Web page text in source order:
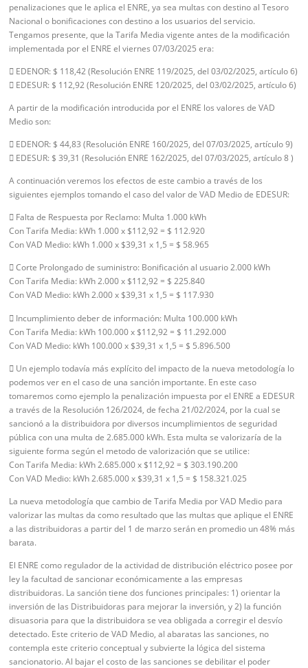
penalizaciones que le aplica el ENRE, ya sea multas con destino al Tesoro
Nacional o bonificaciones con destino a los usuarios del servicio.
Tengamos presente, que la Tarifa Media vigente antes de la modificación
implementada por el ENRE el viernes 07/03/2025 era:
 EDENOR: $ 118,42 (Resolución ENRE 119/2025, del 03/02/2025, artículo 6)
 EDESUR: $ 112,92 (Resolución ENRE 120/2025, del 03/02/2025, artículo 6)
A partir de la modificación introducida por el ENRE los valores de VAD
Medio son:
 EDENOR: $ 44,83 (Resolución ENRE 160/2025, del 07/03/2025, artículo 9)
 EDESUR: $ 39,31 (Resolución ENRE 162/2025, del 07/03/2025, artículo 8 )
A continuación veremos los efectos de este cambio a través de los
siguientes ejemplos tomando el caso del valor de VAD Medio de EDESUR:
 Falta de Respuesta por Reclamo: Multa 1.000 kWh
Con Tarifa Media: kWh 1.000 x $112,92 = $ 112.920
Con VAD Medio: kWh 1.000 x $39,31 x 1,5 = $ 58.965
 Corte Prolongado de suministro: Bonificación al usuario 2.000 kWh
Con Tarifa Media: kWh 2.000 x $112,92 = $ 225.840
Con VAD Medio: kWh 2.000 x $39,31 x 1,5 = $ 117.930
 Incumplimiento deber de información: Multa 100.000 kWh
Con Tarifa Media: kWh 100.000 x $112,92 = $ 11.292.000
Con VAD Medio: kWh 100.000 x $39,31 x 1,5 = $ 5.896.500
 Un ejemplo todavía más explícito del impacto de la nueva metodología lo
podemos ver en el caso de una sanción importante. En este caso
tomaremos como ejemplo la penalización impuesta por el ENRE a EDESUR
a través de la Resolución 126/2024, de fecha 21/02/2024, por la cual se
sancionó a la distribuidora por diversos incumplimientos de seguridad
pública con una multa de 2.685.000 kWh. Esta multa se valorizaría de la
siguiente forma según el metodo de valorización que se utilice:
Con Tarifa Media: kWh 2.685.000 x $112,92 = $ 303.190.200
Con VAD Medio: kWh 2.685.000 x $39,31 x 1,5 = $ 158.321.025
La nueva metodología que cambio de Tarifa Media por VAD Medio para
valorizar las multas da como resultado que las multas que aplique el ENRE
a las distribuidoras a partir del 1 de marzo serán en promedio un 48% más
barata.
El ENRE como regulador de la actividad de distribución eléctrico posee por
ley la facultad de sancionar económicamente a las empresas
distribuidoras. La sanción tiene dos funciones principales: 1) orientar la
inversión de las Distribuidoras para mejorar la inversión, y 2) la función
disuasoria para que la distribuidora se vea obligada a corregir el desvío
detectado. Este criterio de VAD Medio, al abaratas las sanciones, no
contempla este criterio conceptual y subvierte la lógica del sistema
sancionatorio. Al bajar el costo de las sanciones se debilitar el poder